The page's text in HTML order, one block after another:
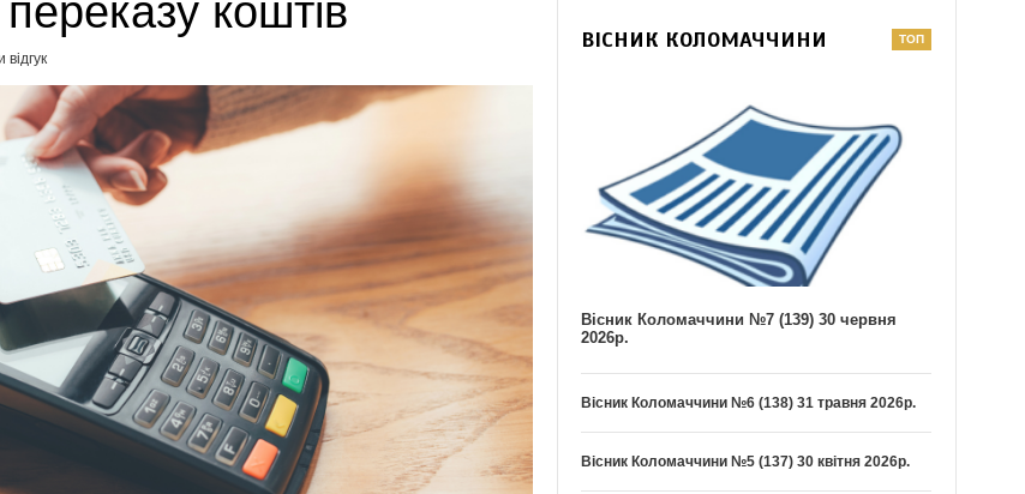
переказу коштів
ВІСНИК КОЛОМАЧЧИНИ
Вісник Коломаччини №7 (139) 30 червня
2026р.
Вісник Коломаччини №6 (138) 31 травня 2026р.
Вісник Коломаччини №5 (137) 30 квітня 2026р.